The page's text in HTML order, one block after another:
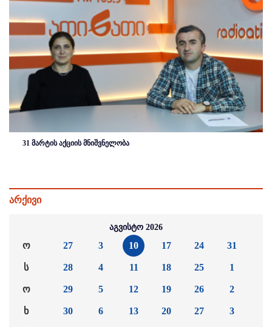
31 მარტის აქციის მნიშვნელობა
არქივი
აგვისტო 2026
ო
ს
ო
ხ
27
28
29
30
3
4
5
6
10
11
12
13
17
18
19
20
24
25
26
27
31
1
2
3